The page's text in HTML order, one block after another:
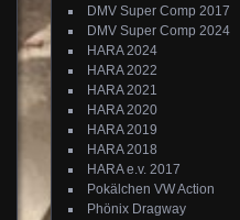
DMV Super Comp 2017
DMV Super Comp 2024
HARA 2024
HARA 2022
HARA 2021
HARA 2020
HARA 2019
HARA 2018
HARA e.v. 2017
Pokälchen VW Action
Phönix Dragway